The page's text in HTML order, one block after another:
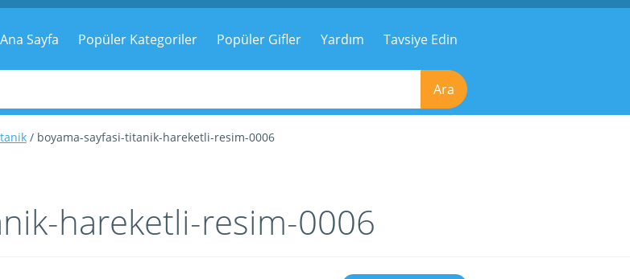
Ana Sayfa Popüler Kategoriler Popüler Gifler Yardım Tavsiye Edin
Ara
/ boyama-sayfasi-titanik-hareketli-resim-0006
hareketli-resim-0006